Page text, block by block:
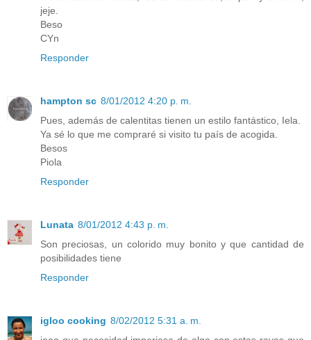
jeje.
Beso
CYn
Responder
hampton sc 8/01/2012 4:20 p. m.
Pues, además de calentitas tienen un estilo fantástico, Iela.
Ya sé lo que me compraré si visito tu país de acogida.
Besos
Piola
Responder
Lunata 8/01/2012 4:43 p. m.
Son preciosas, un colorido muy bonito y que cantidad de
posibilidades tiene
Responder
igloo cooking 8/02/2012 5:31 a. m.